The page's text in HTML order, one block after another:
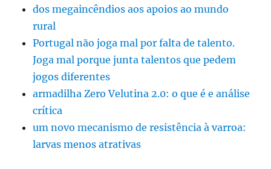
dos megaincêndios aos apoios ao mundo
rural
Portugal não joga mal por falta de talento.
Joga mal porque junta talentos que pedem
jogos diferentes
armadilha Zero Velutina 2.0: o que é e análise
crítica
um novo mecanismo de resistência à varroa:
larvas menos atrativas